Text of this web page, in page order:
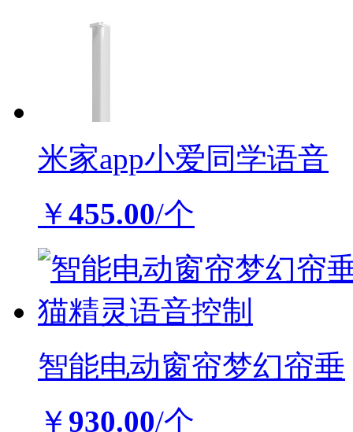
米家app小爱同学语音
￥455.00/个
智能电动窗帘梦幻帘垂